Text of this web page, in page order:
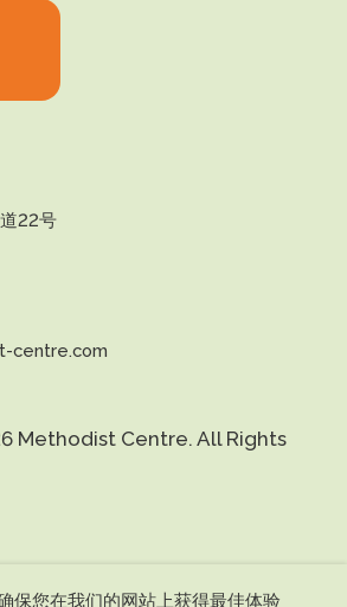
22号
centre.com
Methodist Centre. All Rights
保您在我们的网站上获得最佳体验